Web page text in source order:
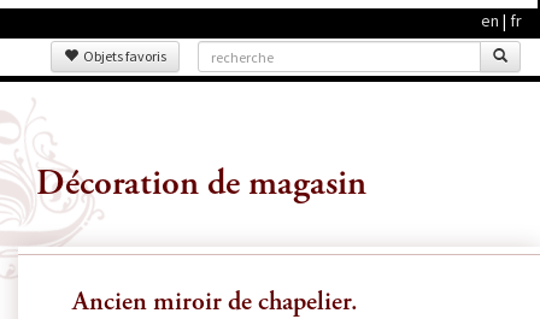
en | fr
Objets favoris
Décoration de magasin
Ancien miroir de chapelier.